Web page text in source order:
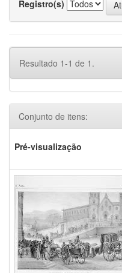
Registro(s)
Resultado 1-1 de 1.
Conjunto de itens:
Pré-visualização